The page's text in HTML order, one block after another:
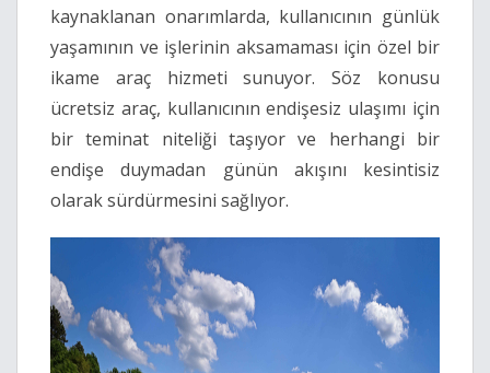
kaynaklanan onarımlarda, kullanıcının günlük
yaşamının ve işlerinin aksamaması için özel bir
ikame araç hizmeti sunuyor. Söz konusu
ücretsiz araç, kullanıcının endişesiz ulaşımı için
bir teminat niteliği taşıyor ve herhangi bir
endişe duymadan günün akışını kesintisiz
olarak sürdürmesini sağlıyor.